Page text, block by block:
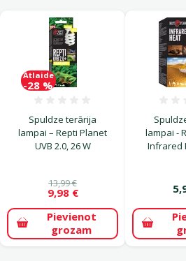
Spuldze terārija
lampai – Repti Planet
UVB 2.0, 26 W
13,99 €
9,98 €
Atlaide
-28 %
Pievienot
grozam
lampai -
Infrared